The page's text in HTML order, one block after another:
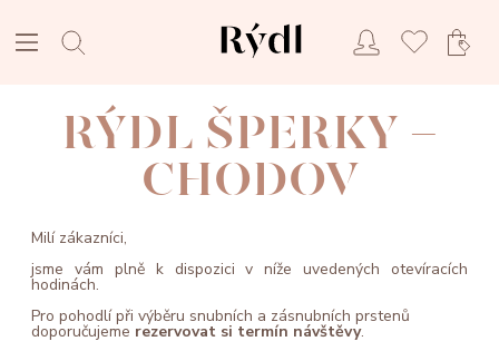
RÝDL ŠPERKY -
CHODOV
Milí zákazníci,
jsme vám plně k dispozici v níže uvedených otevíracích
hodinách.
Pro pohodlí při výběru snubních a zásnubních prstenů
doporučujeme rezervovat si termín návštěvy.